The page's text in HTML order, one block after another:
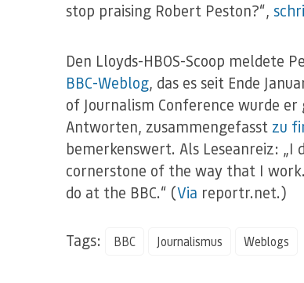
stop praising Robert Peston?“,
Den Lloyds-HBOS-Scoop meldete
BBC-Weblog, das es seit Ende
of Journalism Conference wurde
Antworten, zusammengefasst zu
bemerkenswert. Als Leseanreiz: „I
cornerstone of the way that I
do at the BBC.“ (Via reportr.net.)
Tags: BBC Journalismus Weblogs